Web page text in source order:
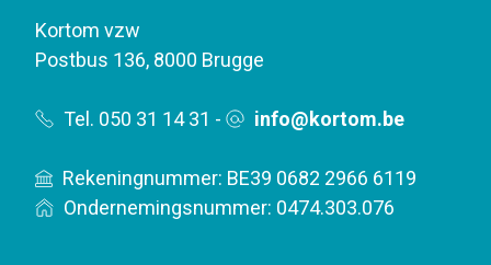
Kortom vzw
Postbus 136, 8000 Brugge
Tel. 050 31 14 31 - info@kortom.be
Rekeningnummer: BE39 0682 2966 6119
Ondernemingsnummer: 0474.303.076